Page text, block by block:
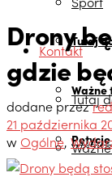
Tutaj
Kontakt
Tutaj
Drony
gdzie
dodane przez
21 października
wOgólne,